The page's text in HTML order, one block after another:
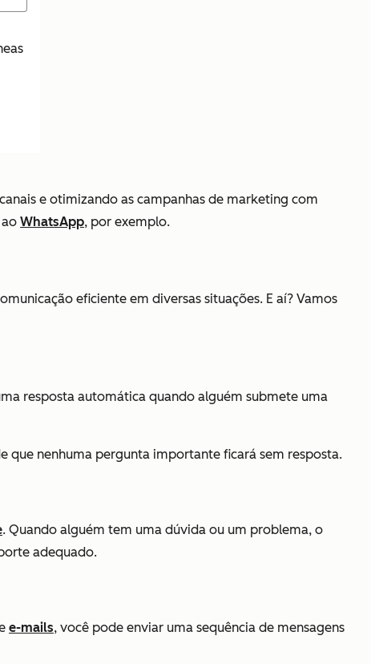
e otimizando as campanhas de marketing com
WhatsApp, por exemplo.
eficiente em diversas situações. E aí? Vamos
resposta automática quando alguém submete uma
que nenhuma pergunta importante ficará sem resposta.
. Quando alguém tem uma dúvida ou um problema, o
adequado.
e-mails, você pode enviar uma sequência de mensagens